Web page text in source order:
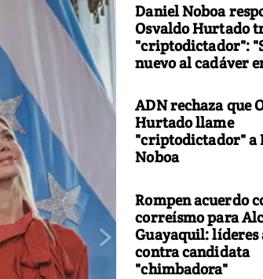
Daniel Noboa
Osvaldo Hurtado
"criptodictador":
nuevo al cadáver
ADN rechaza que
Hurtado llame
"criptodictador" a
Noboa
Rompen acuerdo
correísmo para
Guayaquil:
contra candidata
"chimbadora"